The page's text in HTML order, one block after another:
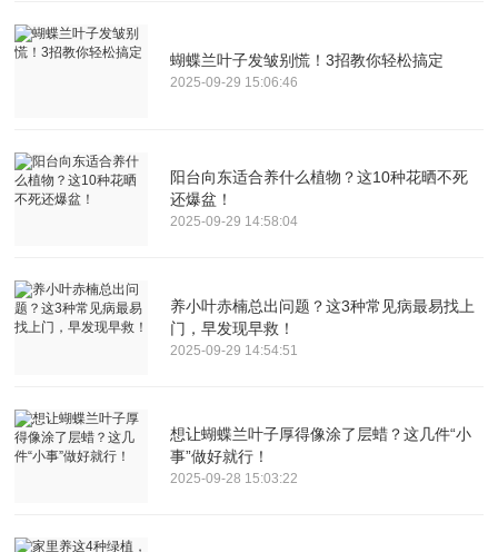
蝴蝶兰叶子发皱别慌！3招教你轻松搞定
2025-09-29 15:06:46
阳台向东适合养什么植物？这10种花晒不死
还爆盆！
2025-09-29 14:58:04
养小叶赤楠总出问题？这3种常见病最易找上
门，早发现早救！
2025-09-29 14:54:51
想让蝴蝶兰叶子厚得像涂了层蜡？这几件“小
事”做好就行！
2025-09-28 15:03:22